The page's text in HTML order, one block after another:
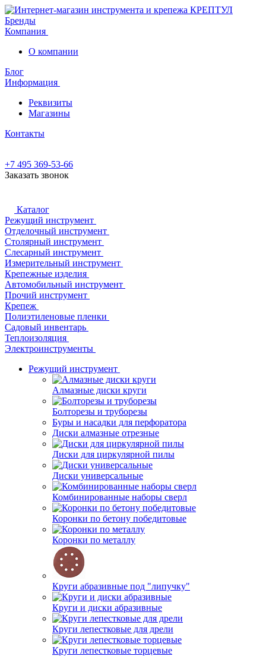
Бренды
Компания
О компании
Блог
Информация
Реквизиты
Магазины
Контакты
+7 495 369-53-66
Заказать звонок
Каталог
Режущий инструмент
Отделочный инструмент
Столярный инструмент
Слесарный инструмент
Измерительный инструмент
Крепежные изделия
Автомобильный инструмент
Прочий инструмент
Крепеж
Полиэтиленовые пленки
Садовый инвентарь
Теплоизоляция
Электроинструменты
Режущий инструмент
Алмазные диски круги
Болторезы и труборезы
Буры и насадки для перфоратора
Диски алмазные отрезные
Диски для циркулярной пилы
Диски универсальные
Комбинированные наборы сверл
Коронки по бетону победитовые
Коронки по металлу
Круги абразивные под "липучку"
Круги и диски абразивные
Круги лепестковые для дрели
Круги лепестковые торцевые